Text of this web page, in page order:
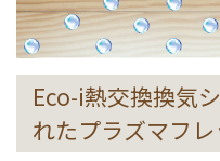
Eco-i熱交換換気
れたプラズマフレ